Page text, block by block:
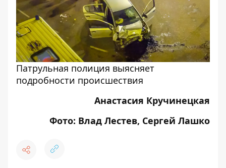
Патрульная полиция выясняет
подробности происшествия
Анастасия Кручинецкая
Фото: Влад Лестев, Сергей Лашко